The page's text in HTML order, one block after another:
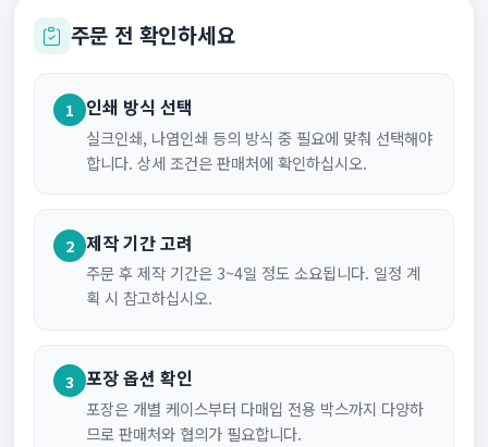
주문 전 확인하세요
1 인쇄 방식 선택
실크인쇄, 나염인쇄 등의 방식 중 필요에 맞춰 선택해야
합니다. 상세 조건은 판매처에 확인하십시오.
2 제작 기간 고려
주문 후 제작 기간은 3~4일 정도 소요됩니다. 일정 계
획 시 참고하십시오.
3 포장 옵션 확인
포장은 개별 케이스부터 다매입 전용 박스까지 다양하
므로 판매처와 협의가 필요합니다.